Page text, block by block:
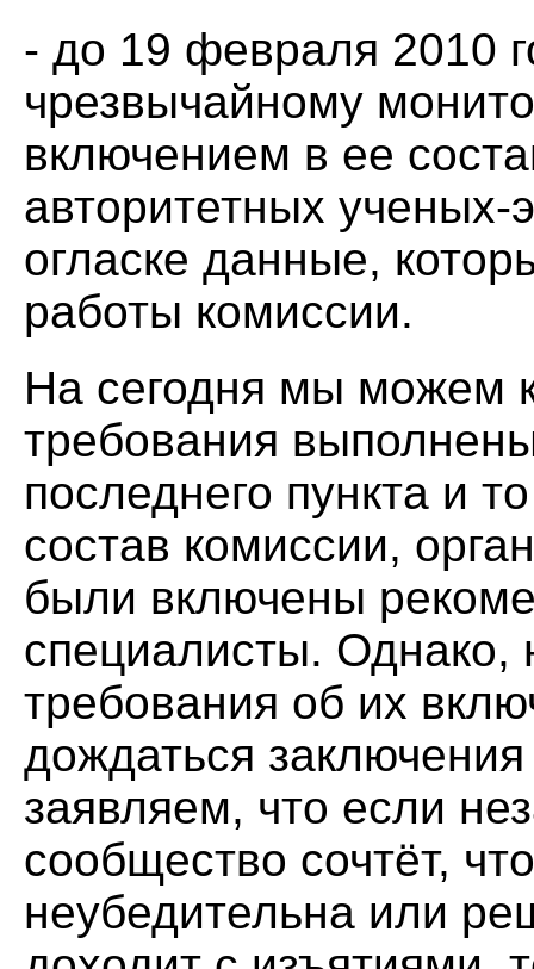
- до 19 февраля 2010
чрезвычайному
включением в ее
авторитетных ученых-
огласке данные,
работы комиссии.
На сегодня мы можем
требования
последнего пункта и
состав комиссии,
были включены
специалисты. Однако,
требования об их
дождаться
заявляем, что если
сообщество сочтёт,
неубедительна или